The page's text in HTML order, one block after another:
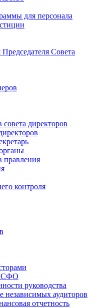
для персонала
Совета
директоров
правления
контроля
руководства
независимых аудиторов
отчетность